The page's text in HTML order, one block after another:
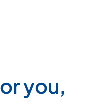
you,